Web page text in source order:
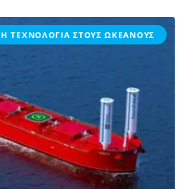
Η ΤΕΧΝΟΛΟΓΙΑ ΣΤΟΥΣ ΩΚΕΑΝΟΥΣ